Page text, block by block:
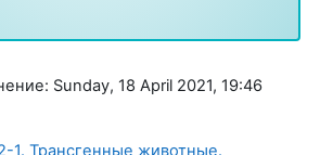
Sunday, 18 April 2021, 19:46
1. Трансгенные животные.